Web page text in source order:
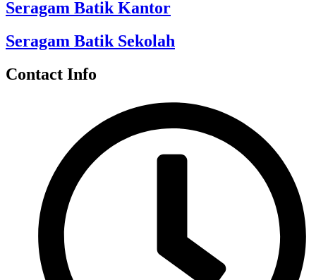
Seragam Batik Kantor
Seragam Batik Sekolah
Contact Info